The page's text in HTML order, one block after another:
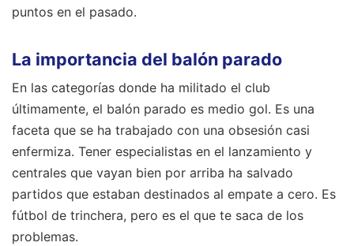
puntos en el pasado.
La importancia del balón parado
En las categorías donde ha militado el club
últimamente, el balón parado es medio gol. Es una
faceta que se ha trabajado con una obsesión casi
enfermiza. Tener especialistas en el lanzamiento y
centrales que vayan bien por arriba ha salvado
partidos que estaban destinados al empate a cero. Es
fútbol de trinchera, pero es el que te saca de los
problemas.